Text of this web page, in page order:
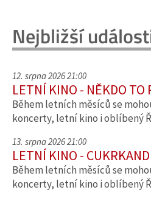
Nejbližší
12. srpna 2026 21:00
LETNÍ KINO - NĚKDO TO
Během letních měsíců se
koncerty, letní kino i oblíbený
13. srpna 2026 21:00
LETNÍ KINO -
Během letních měsíců se
koncerty, letní kino i oblíbený